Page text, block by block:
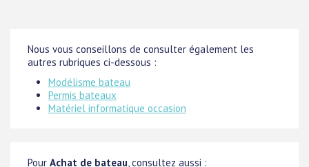
Nous vous conseillons de consulter également les
autres rubriques ci-dessous :
Modélisme bateau
Permis bateaux
Matériel informatique occasion
Pour Achat de bateau, consultez aussi :